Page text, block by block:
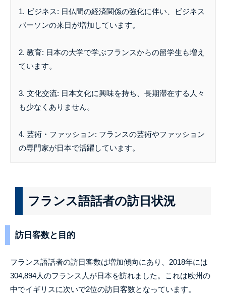
1. ビジネス: 日仏間の経済関係の強化に伴い、ビジネス
パーソンの来日が増加しています。
2. 教育: 日本の大学で学ぶフランスからの留学生も増え
ています。
3. 文化交流: 日本文化に興味を持ち、長期滞在する人々
も少なくありません。
4. 芸術・ファッション: フランスの芸術やファッション
の専門家が日本で活躍しています。
フランス語話者の訪日状況
訪日客数と目的
フランス語話者の訪日客数は増加傾向にあり、2018年には
304,894人のフランス人が日本を訪れました。これは欧州の
中でイギリスに次いで2位の訪日客数となっています。